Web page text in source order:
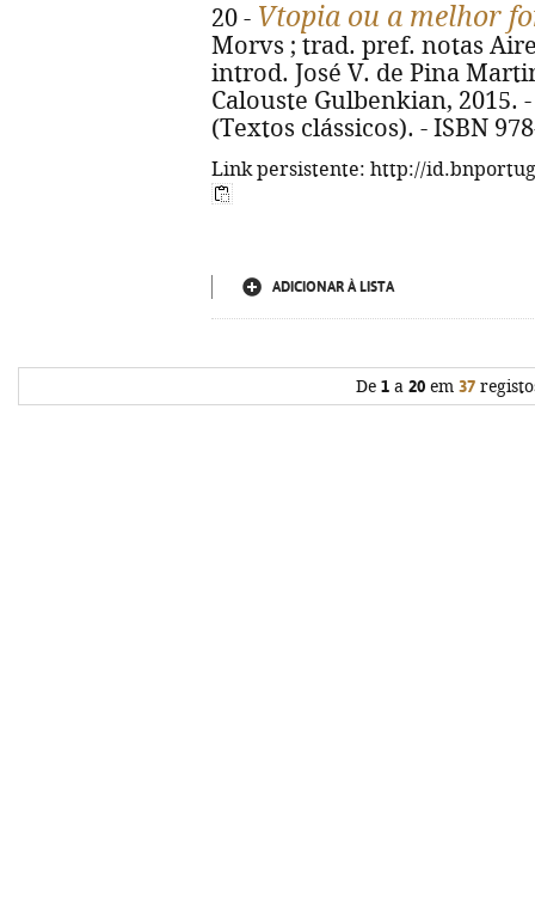
20 - Vtopia ou a melhor
Morvs ; trad. pref. notas
introd. José V. de Pina
Calouste Gulbenkian, 2015.
(Textos clássicos). - ISBN
Link persistente: http://
ADICIONAR À LISTA
De 1a 20em 37